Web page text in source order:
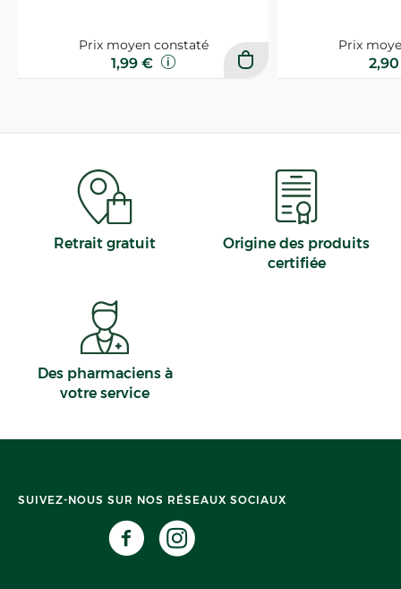
Prix moyen constaté
1,99 €
Prix
Retrait gratuit
Origine des produits
certifiée
Des pharmaciens à
votre service
SUIVEZ-NOUS SUR NOS RÉSEAUX SOCIAUX